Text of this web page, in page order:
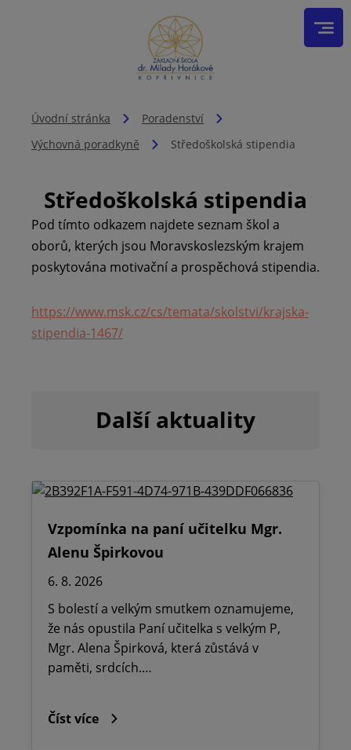
Úvodní stránka
Poradenství
Výchovná poradkyně
Středoškolská stipendia
Středoškolská stipendia
Pod tímto odkazem najdete seznam škol a
oborů, kterých jsou Moravskoslezským krajem
poskytována motivační a prospěchová stipendia.
https://www.msk.cz/cs/temata/skolstvi/krajska-
stipendia-1467/
Další aktuality
Vzpomínka na paní učitelku Mgr.
Alenu Špirkovou
6. 8. 2026
S bolestí a velkým smutkem oznamujeme,
že nás opustila Paní učitelka s velkým P,
Mgr. Alena Špirková, která zůstává v
paměti, srdcích.…
Číst více